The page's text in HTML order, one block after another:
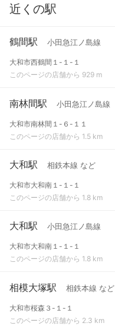
近くの駅
鶴間駅 小田急江ノ島線
大和市西鶴間１-１-１
このページの店舗から 929 m
南林間駅 小田急江ノ島線
大和市南林間１-６-１１
このページの店舗から 1.5 km
大和駅 相鉄本線 など
大和市大和南１-１-１
このページの店舗から 1.8 km
大和駅 小田急江ノ島線
大和市大和南１-１-１
このページの店舗から 1.8 km
相模大塚駅 相鉄本線 など
大和市桜森３-１-１
このページの店舗から 2.3 km